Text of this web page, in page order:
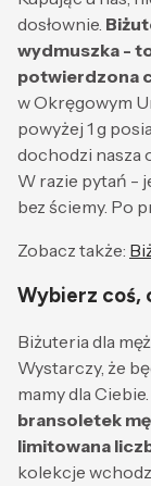
dosłownie.
wydmuszka -
potwierdzona
w Okręgowym
powyżej 1 g
dochodzi nasza
W razie pytań -
bez ściemy. Po
Zobacz także:
Wybierz coś,
Biżuteria dla
Wystarczy, że
mamy dla Ciebie.
bransoletek
limitowana
kolekcje